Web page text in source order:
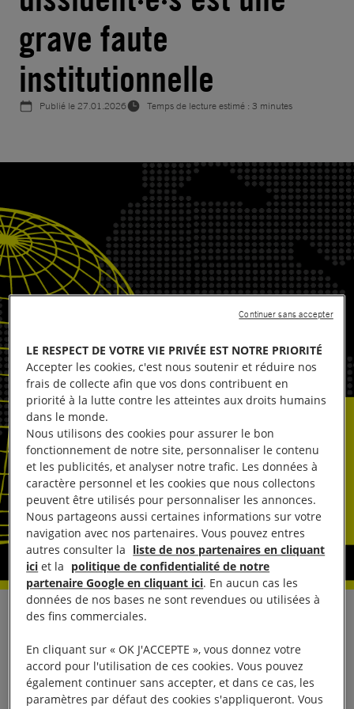
grave faute
institutionnelle
Publié le27.01.2026 Temps de lecture estimé : 3 minutes
En réaction aux informations relayées par les médias
selon lesquelles des États comme la Russie, la
Turquie et le Tadjikistan instrumentalisent les
« notices rouges » d’Interpol pour cibler des
LE RESPECT DE VOTRE VIE PRIVÉE EST NOTRE PRIORITÉ
Accepter les cookies, c'est nous soutenir et réduire nos
frais de collecte afin que vos dons contribuent en
priorité à la lutte contre les atteintes aux droits humains
dans le monde.
Nous utilisons des cookies pour assurer le bon
fonctionnement de notre site, personnaliser le contenu
et les publicités, et analyser notre trafic. Les données à
caractère personnel et les cookies que nous collectons
peuvent être utilisés pour personnaliser les annonces.
Nous partageons aussi certaines informations sur votre
navigation avec nos partenaires. Vous pouvez entres
autres consulter la liste de nos partenaires en cliquant
ici et la politique de confidentialité de notre
partenaire Google en cliquant ici. En aucun cas les
données de nos bases ne sont revendues ou utilisées à
des fins commerciales.
En cliquant sur « OK J'ACCEPTE », vous donnez votre
accord pour l'utilisation de ces cookies. Vous pouvez
également continuer sans accepter, et dans ce cas, les
paramètres par défaut des cookies s'appliqueront. Vous
Continuer sans accepter